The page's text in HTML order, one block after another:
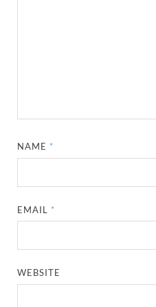
NAME *
EMAIL *
WEBSITE